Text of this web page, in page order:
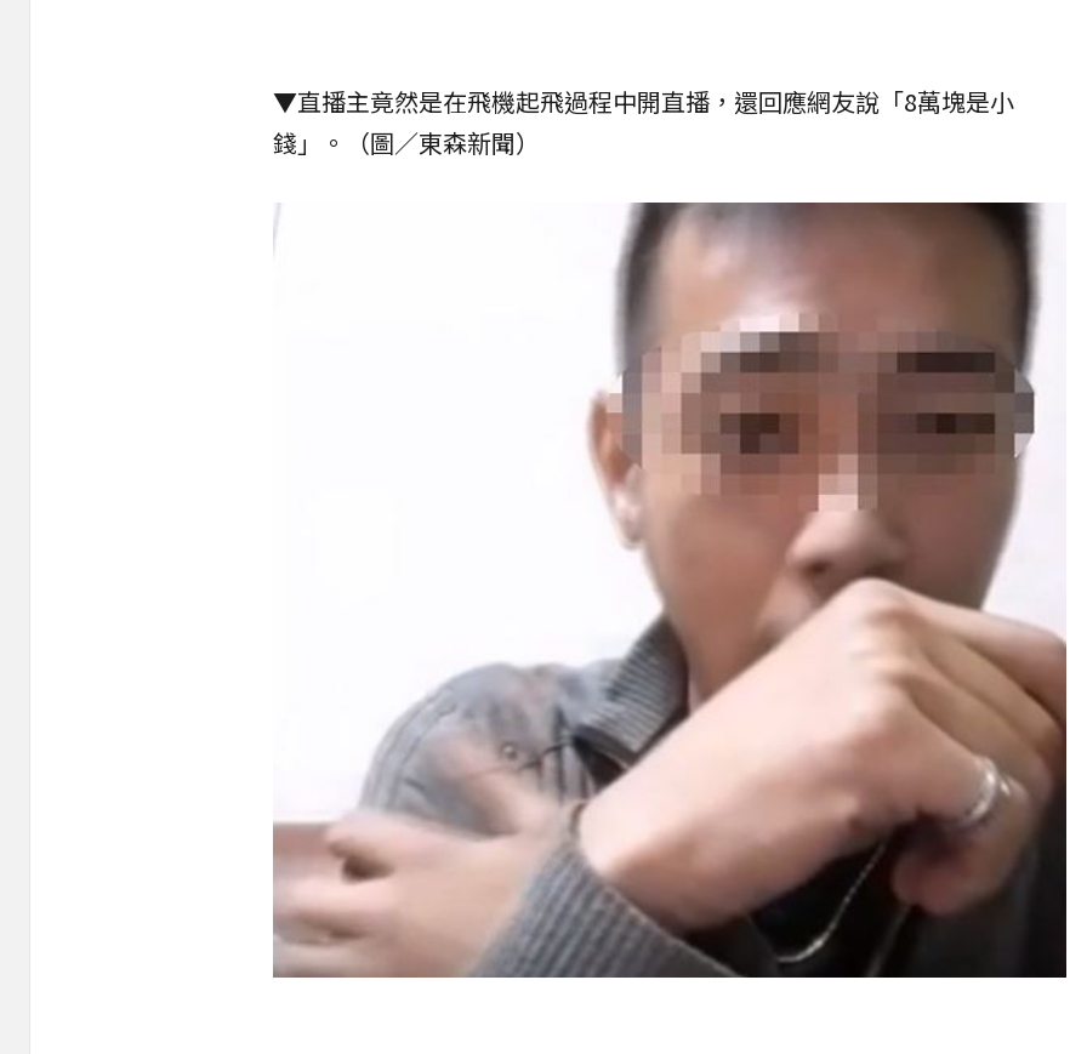
▼直播主竟然是在飛機起飛過程中開直播，還回應網友說「8萬塊是小
錢」。（圖／東森新聞）